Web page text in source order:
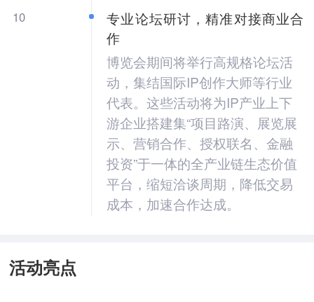
10
专业论坛研讨，精准对接商业合
作
博览会期间将举行高规格论坛活
动，集结国际IP创作大师等行业
代表。这些活动将为IP产业上下
游企业搭建集“项目路演、展览展
示、营销合作、授权联名、金融
投资”于一体的全产业链生态价值
平台，缩短洽谈周期，降低交易
成本，加速合作达成。
活动亮点